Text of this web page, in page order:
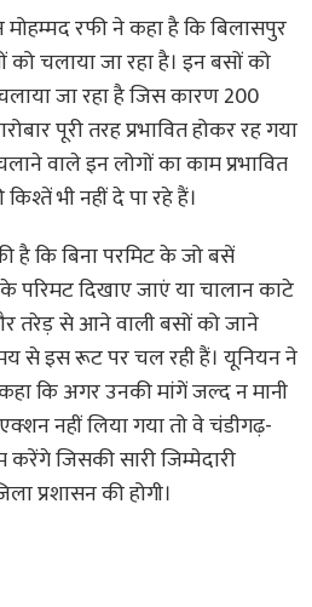
रफी ने कहा है कि बिलासपुर
चलाया जा रहा है। इन बसों को
जा रहा है जिस कारण 200
पूरी तरह प्रभावित होकर रह गया
वाले इन लोगों का काम प्रभावित
भी नहीं दे पा रहे हैं।
है कि बिना परमिट के जो बसें
परिमट दिखाए जाएं या चालान काटे
तरेड़ से आने वाली बसों को जाने
से इस रूट पर चल रही हैं। यूनियन ने
कि अगर उनकी मांगें जल्द न मानी
नहीं लिया गया तो वे चंडीगढ़-
जिसकी सारी जिम्मेदारी
प्रशासन की होगी।